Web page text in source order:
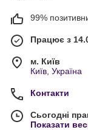
99%
Працює з
м. Київ
Київ, Україна
Контакти
Сьогодні
Показати